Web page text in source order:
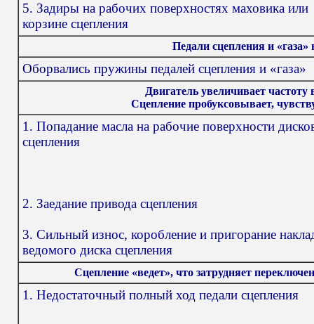
5. Задиры на рабочих поверхностях маховика или
корзине сцепления
Педали сцепления и
Оборвались пружины педалей сцепления и «газа»
Двигатель увеличивает
Сцепление пробуксовывает,
1. Попадание масла на рабочие поверхности
сцепления
2. Заедание привода сцепления
3. Сильный износ, коробление и пригорание
ведомого диска сцепления
Сцепление «ведет», что затрудняет
1. Недостаточный полный ход педали сцепления